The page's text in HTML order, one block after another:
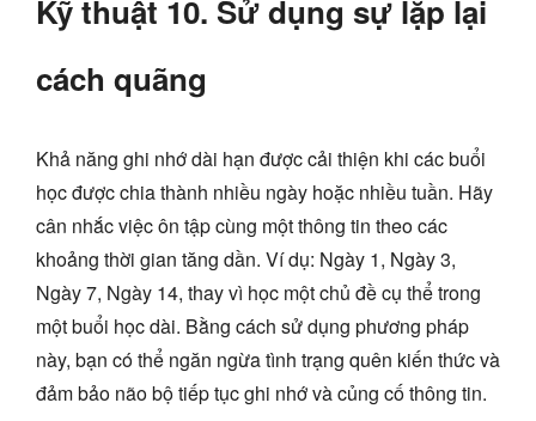
Kỹ thuật 10. Sử dụng sự lặp lại
cách quãng
Khả năng ghi nhớ dài hạn được cải thiện khi các buổi
học được chia thành nhiều ngày hoặc nhiều tuần. Hãy
cân nhắc việc ôn tập cùng một thông tin theo các
khoảng thời gian tăng dần. Ví dụ: Ngày 1, Ngày 3,
Ngày 7, Ngày 14, thay vì học một chủ đề cụ thể trong
một buổi học dài. Bằng cách sử dụng phương pháp
này, bạn có thể ngăn ngừa tình trạng quên kiến thức và
đảm bảo não bộ tiếp tục ghi nhớ và củng cố thông tin.